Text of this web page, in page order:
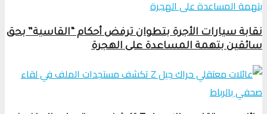
نقابة سيارات الأجرة بتطوان ترفض أحكام “القاسية” بحق
سائقين بتهمة المساعدة على الهجرة